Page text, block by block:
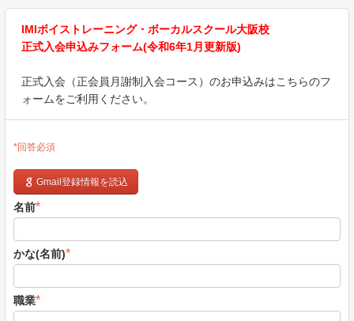
IMIボイストレーニング・ボーカルスクール大阪校
正式入会申込みフォーム(令和6年1月更新版)
正式入会（正会員月謝制入会コース）のお申込みはこちらのフ
ォームをご利用ください。
*回答必須
Gmail登録情報を読込
名前*
かな(名前)*
職業*